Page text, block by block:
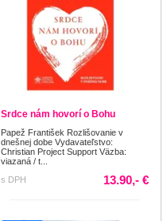
Srdce nám hovorí o Bohu
Papež František Rozlišovanie v
dnešnej dobe Vydavateľstvo:
Christian Project Support Väzba:
viazaná / t...
s DPH
13.90,- €